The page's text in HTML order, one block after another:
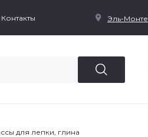
Контакты Эль-Монте
для лепки, глина